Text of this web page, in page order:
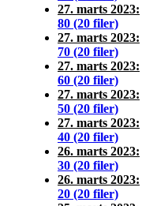
27. marts 2023:
80 (20 filer)
27. marts 2023:
70 (20 filer)
27. marts 2023:
60 (20 filer)
27. marts 2023:
50 (20 filer)
27. marts 2023:
40 (20 filer)
26. marts 2023:
30 (20 filer)
26. marts 2023:
20 (20 filer)